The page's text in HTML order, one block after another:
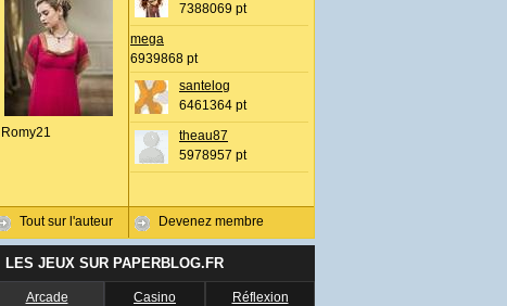
Romy21
Tout sur l'auteur
7388069 pt
mega
6939868 pt
santelog
6461364 pt
theau87
5978957 pt
Devenez membre
LES JEUX SUR PAPERBLOG.FR
Arcade Casino Réflexion